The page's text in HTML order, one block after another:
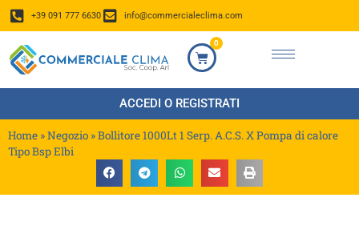
+39 091 777 6630 info@commercialeclima.com
0
ACCEDI O REGISTRATI
Home »Negozio »Bollitore 1000Lt 1 Serp. A.C.S. X Pompa di calore
Tipo Bsp Elbi